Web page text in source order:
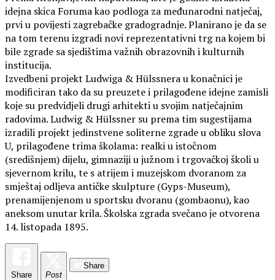
idejna skica Foruma kao podloga za međunarodni natječaj,
prvi u povijesti zagrebačke gradogradnje. Planirano je da se
na tom terenu izgradi novi reprezentativni trg na kojem bi
bile zgrade sa sjedištima važnih obrazovnih i kulturnih
institucija.
Izvedbeni projekt Ludwiga & Hülssnera u konačnici je
modificiran tako da su preuzete i prilagođene idejne zamisli
koje su predvidjeli drugi arhitekti u svojim natječajnim
radovima. Ludwig & Hülssner su prema tim sugestijama
izradili projekt jedinstvene soliterne zgrade u obliku slova
U, prilagođene trima školama: realki u istočnom
(središnjem) dijelu, gimnaziji u južnom i trgovačkoj školi u
sjevernom krilu, te s atrijem i muzejskom dvoranom za
smještaj odljeva antičke skulpture (Gyps-Museum),
prenamijenjenom u sportsku dvoranu (gombaonu), kao
aneksom unutar krila. Školska zgrada svečano je otvorena
14. listopada 1895.
Share Post
Share